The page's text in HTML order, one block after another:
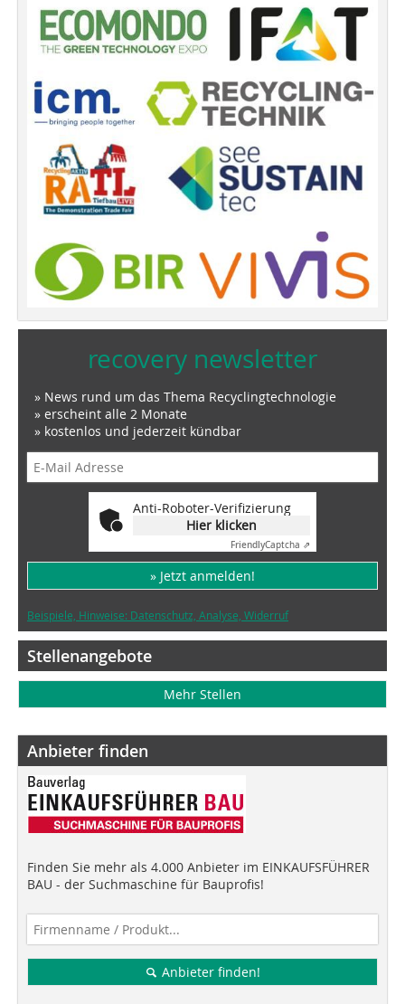
recovery newsletter
» News rund um das Thema Recyclingtechnologie
» erscheint alle 2 Monate
» kostenlos und jederzeit kündbar
Anti-Roboter-Verifizierung
Hier klicken
FriendlyCaptcha ⇗
» Jetzt anmelden!
Beispiele, Hinweise: Datenschutz, Analyse, Widerruf
Stellenangebote
Mehr Stellen
Anbieter finden
Finden Sie mehr als 4.000 Anbieter im EINKAUFSFÜHRER
BAU - der Suchmaschine für Bauprofis!
Anbieter finden!